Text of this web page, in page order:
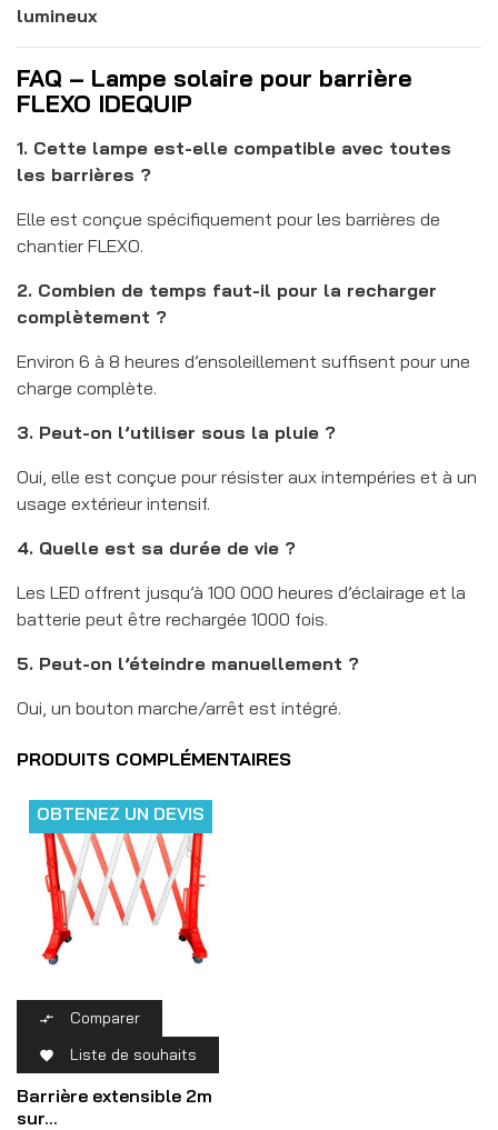
lumineux
FAQ – Lampe solaire pour barrière
FLEXO IDEQUIP
1. Cette lampe est-elle compatible avec toutes
les barrières ?
Elle est conçue spécifiquement pour les barrières de
chantier FLEXO.
2. Combien de temps faut-il pour la recharger
complètement ?
Environ 6 à 8 heures d’ensoleillement suffisent pour une
charge complète.
3. Peut-on l’utiliser sous la pluie ?
Oui, elle est conçue pour résister aux intempéries et à un
usage extérieur intensif.
4. Quelle est sa durée de vie ?
Les LED offrent jusqu’à 100 000 heures d’éclairage et la
batterie peut être rechargée 1000 fois.
5. Peut-on l’éteindre manuellement ?
Oui, un bouton marche/arrêt est intégré.
PRODUITS COMPLÉMENTAIRES
OBTENEZ UN DEVIS
 Comparer
 Liste de souhaits
Barrière extensible 2m
sur...